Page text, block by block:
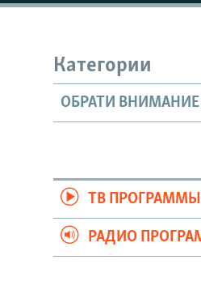
Категории
ОБРАТИ ВНИМАНИЕ
ТВ ПРОГРАММЫ
РАДИО